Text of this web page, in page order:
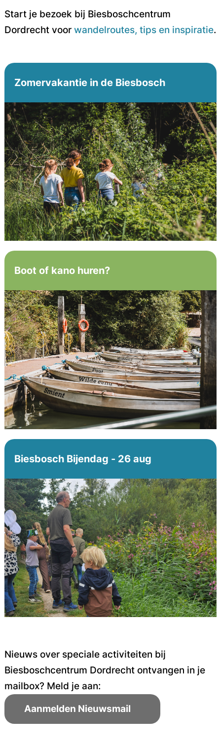
Start je bezoek bij Biesboschcentrum
Dordrecht voor wandelroutes, tips en inspiratie.
Zomervakantie in de Biesbosch
Boot of kano huren?
Biesbosch Bijendag - 26 aug
Nieuws over speciale activiteiten bij
Biesboschcentrum Dordrecht ontvangen in je
mailbox? Meld je aan:
Aanmelden Nieuwsmail